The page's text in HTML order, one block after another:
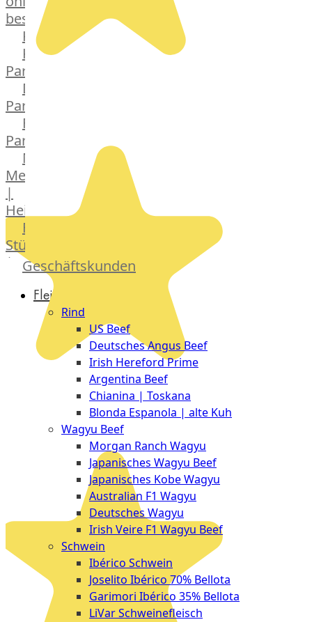
bestellen
Karriere
Kochschul-
Partner
Depot-
Partner
Frischetheken-
Partner
Männer
Metzger
|
Heinsberg
Feinkost
Stüttgen
|
Düsseldorf
The
Geschäftskunden
Fleisch
Rind
US Beef
Deutsches Angus Beef
Irish Hereford Prime
Argentina Beef
Chianina | Toskana
Blonda Espanola | alte Kuh
Wagyu Beef
Morgan Ranch Wagyu
Japanisches Wagyu Beef
Japanisches Kobe Wagyu
Australian F1 Wagyu
Deutsches Wagyu
Irish Veire F1 Wagyu Beef
Schwein
Ibérico Schwein
Joselito Ibérico 70% Bellota
Garimori Ibérico 35% Bellota
LiVar Schweinefleisch